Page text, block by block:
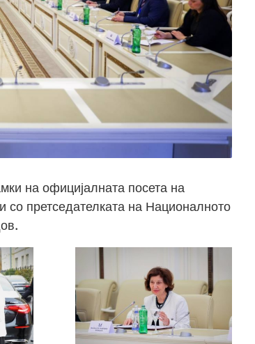
на официјалната посета на
со претседателката на Националното